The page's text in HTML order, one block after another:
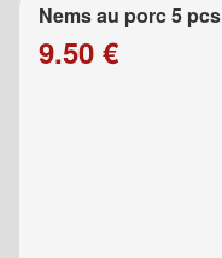
Nems au porc 5 pcs
9.50 €